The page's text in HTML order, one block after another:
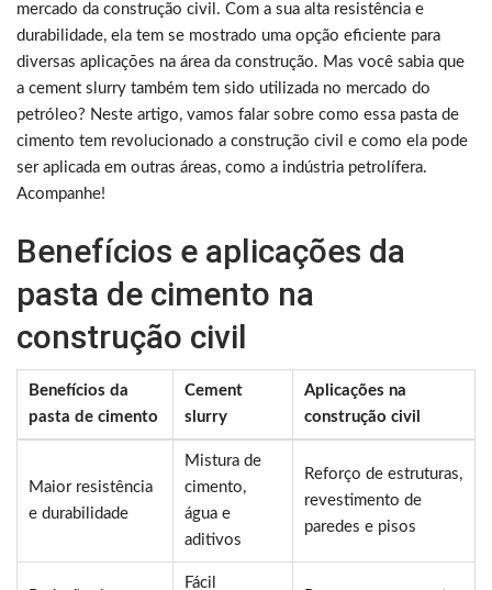
mercado da construção civil. Com a sua alta resistência e
durabilidade, ela tem se mostrado uma opção eficiente para
diversas aplicações na área da construção. Mas você sabia que
a cement slurry também tem sido utilizada no mercado do
petróleo? Neste artigo, vamos falar sobre como essa pasta de
cimento tem revolucionado a construção civil e como ela pode
ser aplicada em outras áreas, como a indústria petrolífera.
Acompanhe!
Benefícios e aplicações da
pasta de cimento na
construção civil
Benefícios da
pasta de cimento
Cement
slurry
Aplicações na
construção civil
Maior resistência
e durabilidade
Mistura de
cimento,
água e
aditivos
Reforço de estruturas,
revestimento de
paredes e pisos
Fácil